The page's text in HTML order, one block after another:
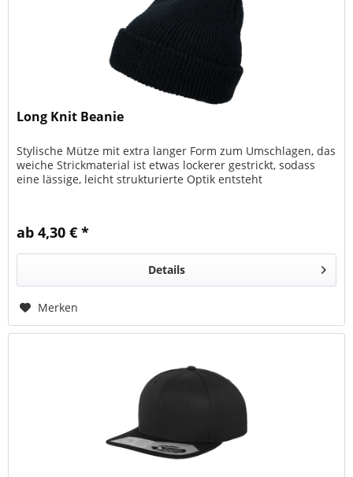
Long Knit Beanie
Stylische Mütze mit extra langer Form zum Umschlagen, das
weiche Strickmaterial ist etwas lockerer gestrickt, sodass
eine lässige, leicht strukturierte Optik entsteht
ab 4,30 € *
Details
Merken